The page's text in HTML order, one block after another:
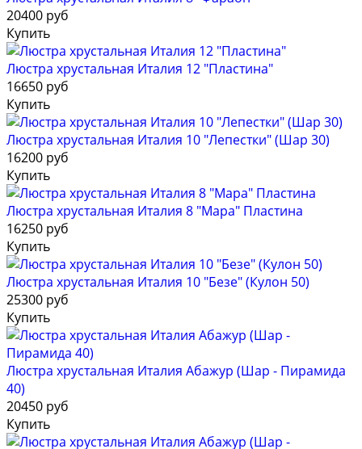
20400 руб
Купить
Люстра хрустальная Италия 12 "Пластина"
16650 руб
Купить
Люстра хрустальная Италия 10 "Лепестки" (Шар 30)
16200 руб
Купить
Люстра хрустальная Италия 8 "Мара" Пластина
16250 руб
Купить
Люстра хрустальная Италия 10 "Безе" (Кулон 50)
25300 руб
Купить
Люстра хрустальная Италия Абажур (Шар - Пирамида
40)
20450 руб
Купить